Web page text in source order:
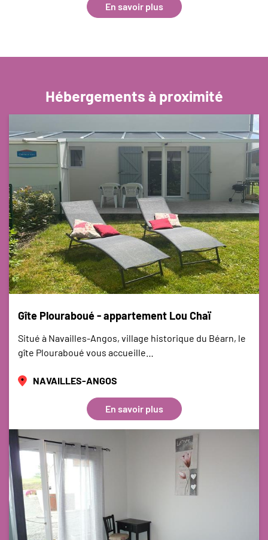
En savoir plus
Hébergements à proximité
Gîte Plouraboué - appartement Lou Chaï
Situé à Navailles-Angos, village historique du Béarn, le
gîte Plouraboué vous accueille…
NAVAILLES-ANGOS
En savoir plus